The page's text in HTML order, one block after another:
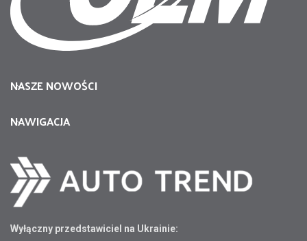
NASZE NOWOŚCI
NAWIGACJA
Wyłączny przedstawiciel na Ukrainie: